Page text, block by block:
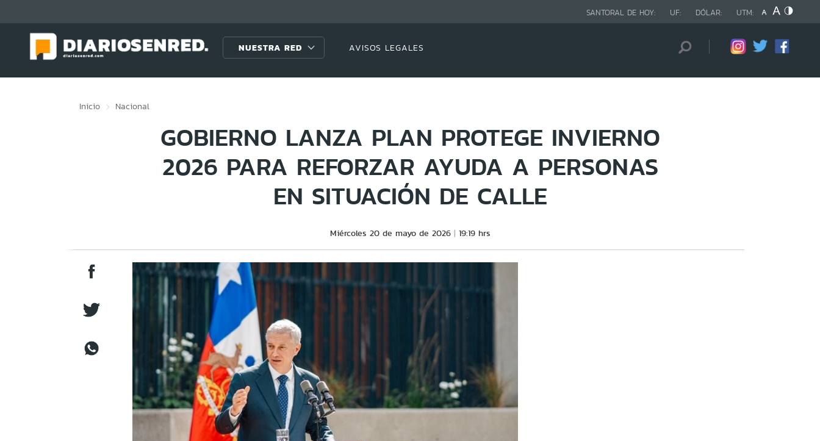
SANTORAL DE HOY: UF: DÓLAR: UTM:
NUESTRA RED AVISOS LEGALES
Inicio Nacional
GOBIERNO LANZA PLAN PROTEGE INVIERNO
2026 PARA REFORZAR AYUDA A PERSONAS
EN SITUACIÓN DE CALLE
Miércoles 20 de mayo de 2026 19:19 hrs